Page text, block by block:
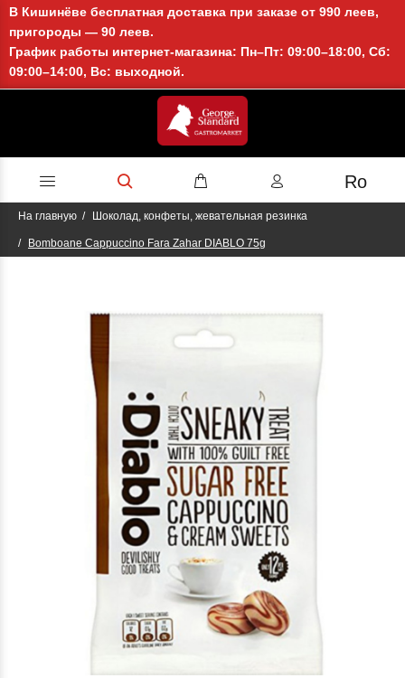
В Кишинёве бесплатная доставка при заказе от 990 леев,
пригороды — 90 леев.
График работы интернет-магазина: Пн–Пт: 09:00–18:00, Сб:
09:00–14:00, Вс: выходной.
Ro
На главную Шоколад, конфеты, жевательная резинка
Bomboane Cappuccino Fara Zahar DIABLO 75g